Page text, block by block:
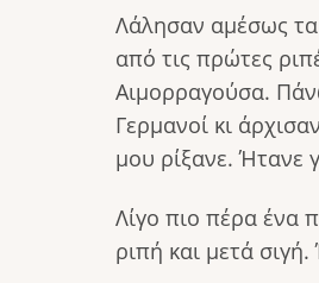
Λάλησαν αμέσως τα
από τις πρώτες
Αιμορραγούσα.
Γερμανοί κι
μου ρίξανε. Ήτανε
Λίγο πιο πέρα ένα
ριπή και μετά